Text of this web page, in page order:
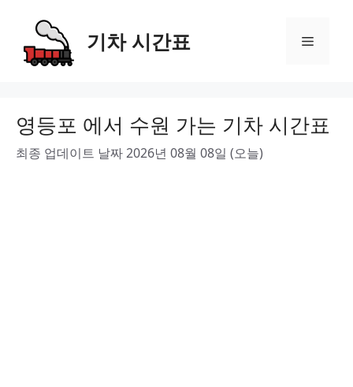
content
기차 시간표 Menu
영등포 에서 수원 가는 기차 시간표
최종 업데이트 날짜 2026년 08월 08일 (오늘)